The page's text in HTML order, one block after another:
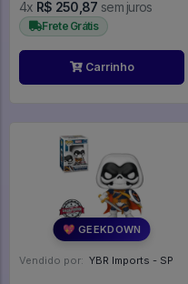
4x R$ 250,87 sem juros
Frete Grátis
Carrinho
💖 GEEKDOWN
Vendido por: YBR Imports - SP